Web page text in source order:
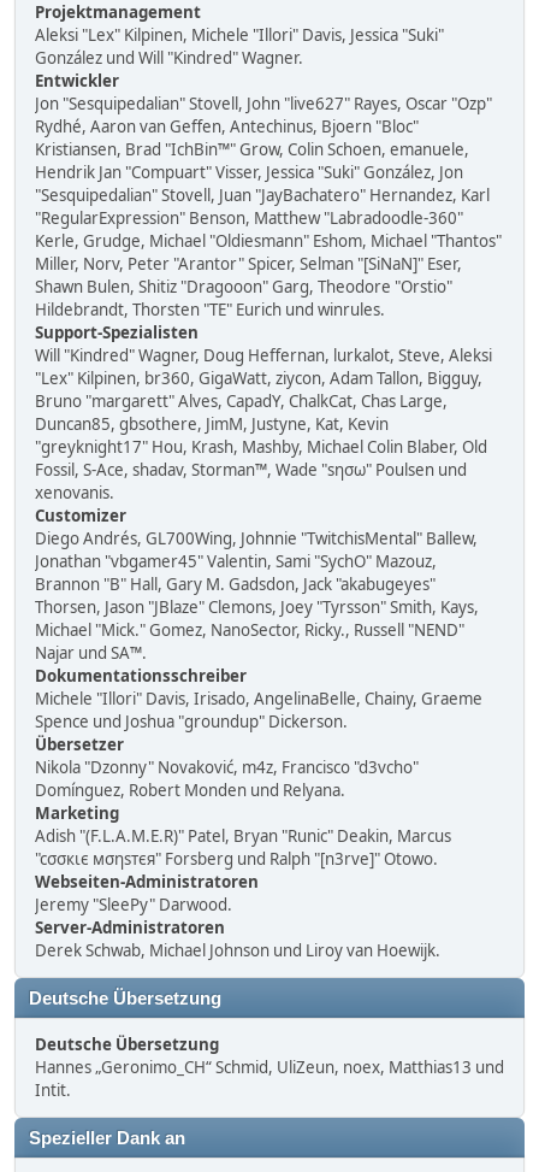
Projektmanagement
Aleksi "Lex" Kilpinen, Michele "Illori" Davis, Jessica "Suki"
González und Will "Kindred" Wagner.
Entwickler
Jon "Sesquipedalian" Stovell, John "live627" Rayes, Oscar "Ozp"
Rydhé, Aaron van Geffen, Antechinus, Bjoern "Bloc"
Kristiansen, Brad "IchBin™" Grow, Colin Schoen, emanuele,
Hendrik Jan "Compuart" Visser, Jessica "Suki" González, Jon
"Sesquipedalian" Stovell, Juan "JayBachatero" Hernandez, Karl
"RegularExpression" Benson, Matthew "Labradoodle-360"
Kerle, Grudge, Michael "Oldiesmann" Eshom, Michael "Thantos"
Miller, Norv, Peter "Arantor" Spicer, Selman "[SiNaN]" Eser,
Shawn Bulen, Shitiz "Dragooon" Garg, Theodore "Orstio"
Hildebrandt, Thorsten "TE" Eurich und winrules.
Support-Spezialisten
Will "Kindred" Wagner, Doug Heffernan, lurkalot, Steve, Aleksi
"Lex" Kilpinen, br360, GigaWatt, ziycon, Adam Tallon, Bigguy,
Bruno "margarett" Alves, CapadY, ChalkCat, Chas Large,
Duncan85, gbsothere, JimM, Justyne, Kat, Kevin
"greyknight17" Hou, Krash, Mashby, Michael Colin Blaber, Old
Fossil, S-Ace, shadav, Storman™, Wade "sησω" Poulsen und
xenovanis.
Customizer
Diego Andrés, GL700Wing, Johnnie "TwitchisMental" Ballew,
Jonathan "vbgamer45" Valentin, Sami "SychO" Mazouz,
Brannon "B" Hall, Gary M. Gadsdon, Jack "akabugeyes"
Thorsen, Jason "JBlaze" Clemons, Joey "Tyrsson" Smith, Kays,
Michael "Mick." Gomez, NanoSector, Ricky., Russell "NEND"
Najar und SA™.
Dokumentationsschreiber
Michele "Illori" Davis, Irisado, AngelinaBelle, Chainy, Graeme
Spence und Joshua "groundup" Dickerson.
Übersetzer
Nikola "Dzonny" Novaković, m4z, Francisco "d3vcho"
Domínguez, Robert Monden und Relyana.
Marketing
Adish "(F.L.A.M.E.R)" Patel, Bryan "Runic" Deakin, Marcus
"cσσкιє мσηѕтєя" Forsberg und Ralph "[n3rve]" Otowo.
Webseiten-Administratoren
Jeremy "SleePy" Darwood.
Server-Administratoren
Derek Schwab, Michael Johnson und Liroy van Hoewijk.
Deutsche Übersetzung
Deutsche Übersetzung
Hannes „Geronimo_CH“ Schmid, UliZeun, noex, Matthias13 und
Intit.
Spezieller Dank an